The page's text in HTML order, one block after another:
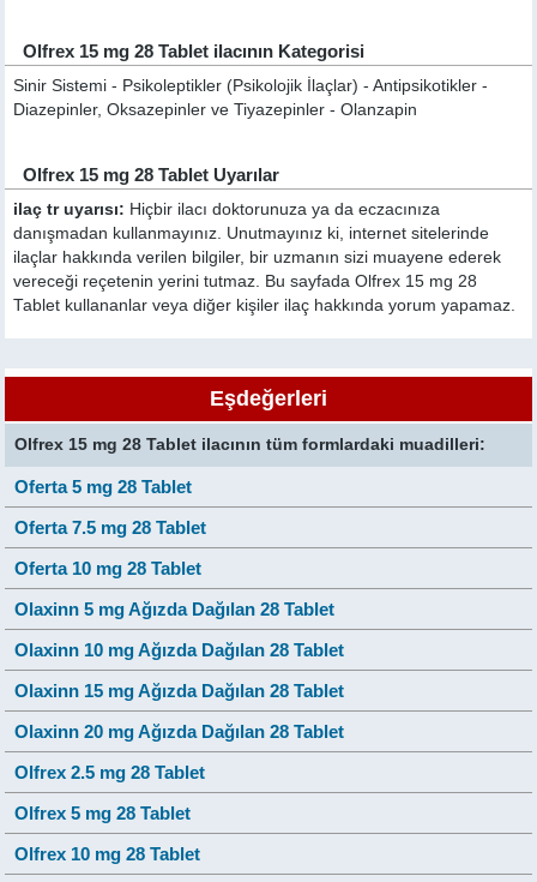
Olfrex 15 mg 28 Tablet ilacının Kategorisi
Sinir Sistemi - Psikoleptikler (Psikolojik İlaçlar) - Antipsikotikler -
Diazepinler, Oksazepinler ve Tiyazepinler - Olanzapin
Olfrex 15 mg 28 Tablet Uyarılar
ilaç tr uyarısı: Hiçbir ilacı doktorunuza ya da eczacınıza
danışmadan kullanmayınız. Unutmayınız ki, internet sitelerinde
ilaçlar hakkında verilen bilgiler, bir uzmanın sizi muayene ederek
vereceği reçetenin yerini tutmaz. Bu sayfada Olfrex 15 mg 28
Tablet kullananlar veya diğer kişiler ilaç hakkında yorum yapamaz.
Eşdeğerleri
Olfrex 15 mg 28 Tablet ilacının tüm formlardaki muadilleri:
Oferta 5 mg 28 Tablet
Oferta 7.5 mg 28 Tablet
Oferta 10 mg 28 Tablet
Olaxinn 5 mg Ağızda Dağılan 28 Tablet
Olaxinn 10 mg Ağızda Dağılan 28 Tablet
Olaxinn 15 mg Ağızda Dağılan 28 Tablet
Olaxinn 20 mg Ağızda Dağılan 28 Tablet
Olfrex 2.5 mg 28 Tablet
Olfrex 5 mg 28 Tablet
Olfrex 10 mg 28 Tablet